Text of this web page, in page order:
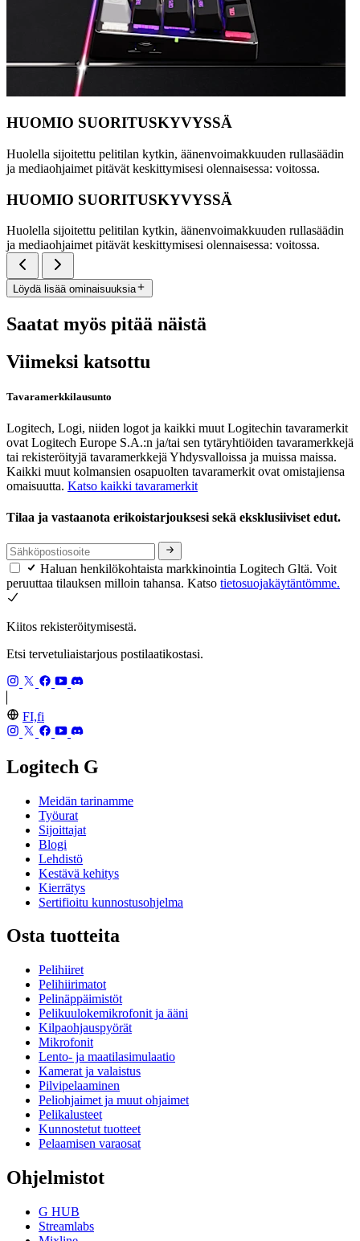
HUOMIO SUORITUSKYVYSSÄ
Huolella sijoitettu pelitilan kytkin, äänenvoimakkuuden rullasäädin
ja mediaohjaimet pitävät keskittymisesi olennaisessa: voitossa.
HUOMIO SUORITUSKYVYSSÄ
Huolella sijoitettu pelitilan kytkin, äänenvoimakkuuden rullasäädin
ja mediaohjaimet pitävät keskittymisesi olennaisessa: voitossa.
Löydä lisää ominaisuuksia
Saatat myös pitää näistä
Viimeksi katsottu
Tavaramerkkilausunto
Logitech, Logi, niiden logot ja kaikki muut Logitechin tavaramerkit
ovat Logitech Europe S.A.:n ja/tai sen tytäryhtiöiden tavaramerkkejä
tai rekisteröityjä tavaramerkkejä Yhdysvalloissa ja muissa maissa.
Kaikki muut kolmansien osapuolten tavaramerkit ovat omistajiensa
omaisuutta. Katso kaikki tavaramerkit
Tilaa ja vastaanota erikoistarjouksesi sekä eksklusiiviset edut.
Haluan henkilökohtaista markkinointia Logitech Gltä. Voit
peruuttaa tilauksen milloin tahansa. Katso tietosuojakäytäntömme.
Kiitos rekisteröitymisestä.
Etsi tervetuliaistarjous postilaatikostasi.
FI,fi
Logitech G
Meidän tarinamme
Työurat
Sijoittajat
Blogi
Lehdistö
Kestävä kehitys
Kierrätys
Sertifioitu kunnostusohjelma
Osta tuotteita
Pelihiiret
Pelihiirimatot
Pelinäppäimistöt
Pelikuulokemikrofonit ja ääni
Kilpaohjauspyörät
Mikrofonit
Lento- ja maatilasimulaatio
Kamerat ja valaistus
Pilvipelaaminen
Peliohjaimet ja muut ohjaimet
Pelikalusteet
Kunnostetut tuotteet
Pelaamisen varaosat
Ohjelmistot
G HUB
Streamlabs